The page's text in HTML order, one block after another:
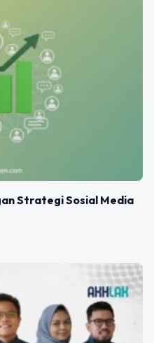
Strategi Sosial Media